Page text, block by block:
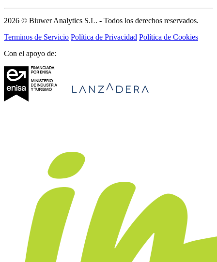
2026 © Biuwer Analytics S.L. - Todos los derechos reservados.
Terminos de Servicio Política de Privacidad Política de Cookies
Con el apoyo de: